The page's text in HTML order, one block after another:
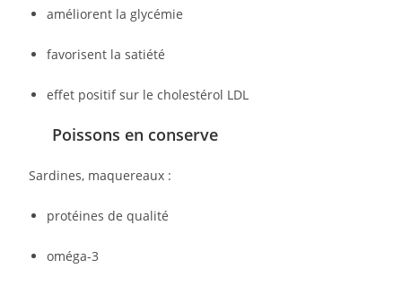
améliorent la glycémie
favorisent la satiété
effet positif sur le cholestérol LDL
Poissons en conserve
Sardines, maquereaux :
protéines de qualité
oméga-3